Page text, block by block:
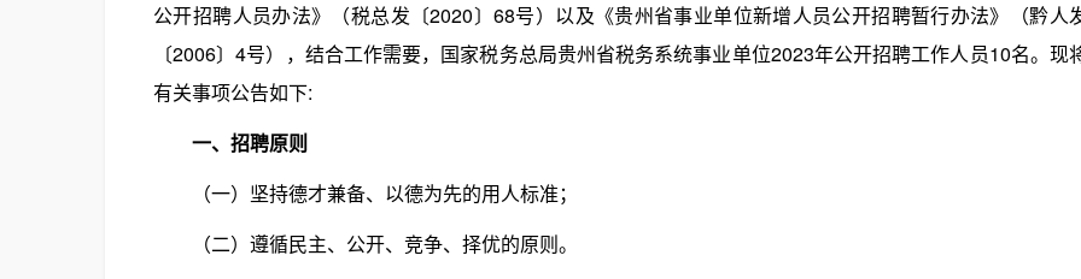
公开招聘人员办法》（税总发〔2020〕68号）以及《贵州省事业单位新增人员公开招聘暂行办法》（黔人
〔2006〕4号），结合工作需要，国家税务总局贵州省税务系统事业单位2023年公开招聘工作人员10名。现
有关事项公告如下:
一、招聘原则
（一）坚持德才兼备、以德为先的用人标准；
（二）遵循民主、公开、竞争、择优的原则。